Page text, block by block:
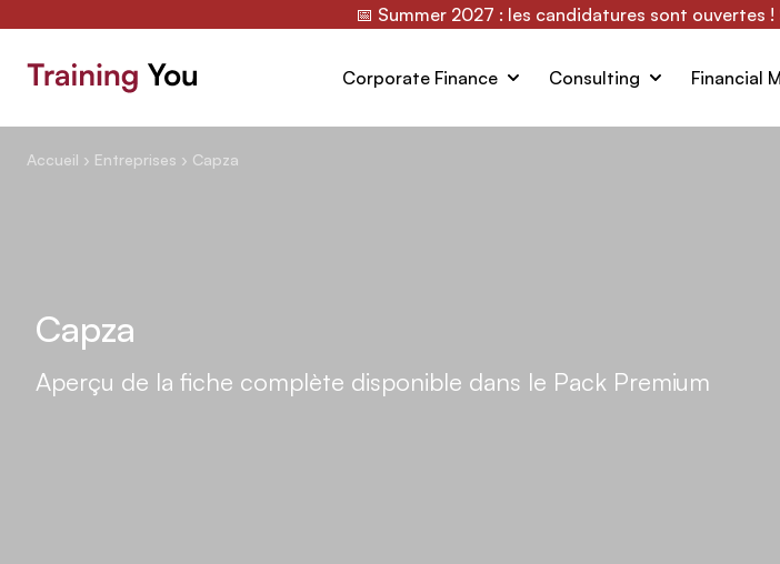
📅 Summer 2027 : les candidatures sont ouvertes
Corporate Finance Consulting Financial
Accueil › Entreprises › Capza
Capza
Aperçu de la fiche complète disponible dans le Pack Premium